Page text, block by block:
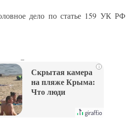
дело по статье 159 УК РФ
i
Скрытая камера
на пляже Крыма:
Что люди
их не видят...